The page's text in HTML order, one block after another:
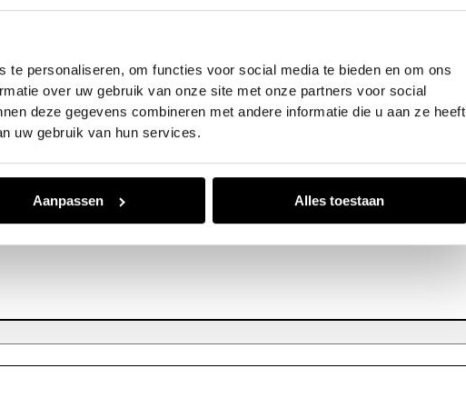
te personaliseren, om functies voor social media te bieden en om ons
over uw gebruik van onze site met onze partners voor social
deze gegevens combineren met andere informatie die u aan ze heeft
uw gebruik van hun services.
Aanpassen Alles toestaan